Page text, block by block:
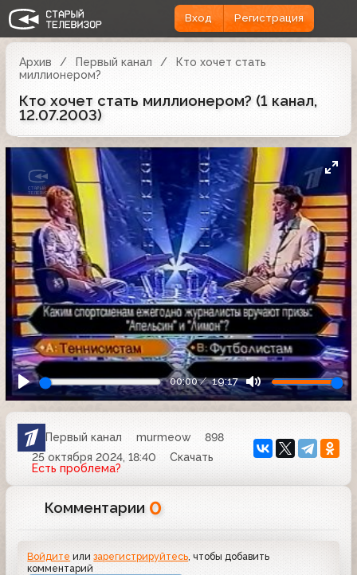
Вход Регистрация
Архив Первый канал
Кто хочет стать
миллионером?
Кто хочет стать миллионером? (1 канал,
12.07.2003)
00:00 19:17
Первый канал murmeow
898
25 октября 2024, 18:40
Скачать
Есть проблема?
Комментарии 0
Войдите илизарегистрируйтесь , чтобы добавить
комментарий